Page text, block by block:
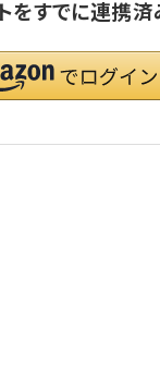
をすでに連携済